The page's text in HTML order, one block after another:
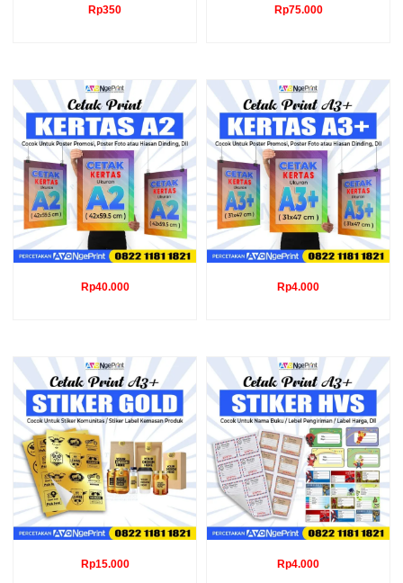
Rp350 Rp75.000
Rp40.000 Rp4.000
Rp15.000 Rp4.000